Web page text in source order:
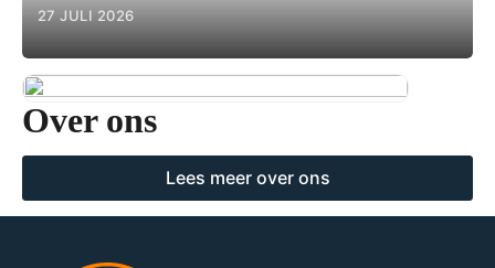
27 JULI 2026
Over ons
Lees meer over ons